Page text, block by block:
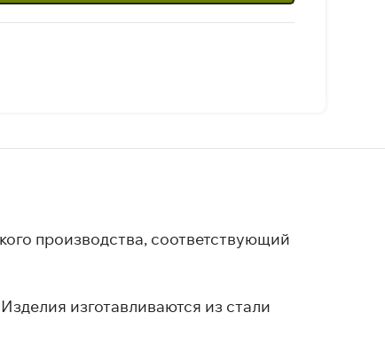
производства, соответствующий
изготавливаются из стали